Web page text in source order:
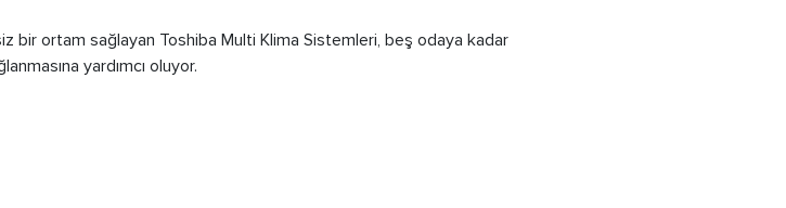
ortam sağlayan Toshiba Multi Klima Sistemleri, beş odaya kadar
yardımcı oluyor.